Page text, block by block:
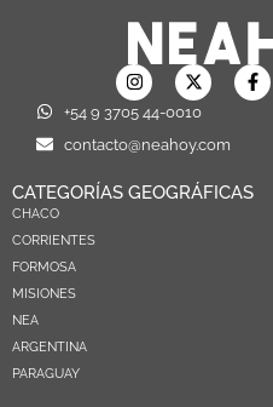
+54 9 3705 44-0010
contacto@neahoy.com
CATEGORÍAS GEOGRÁFICAS
CHACO
CORRIENTES
FORMOSA
MISIONES
NEA
ARGENTINA
PARAGUAY